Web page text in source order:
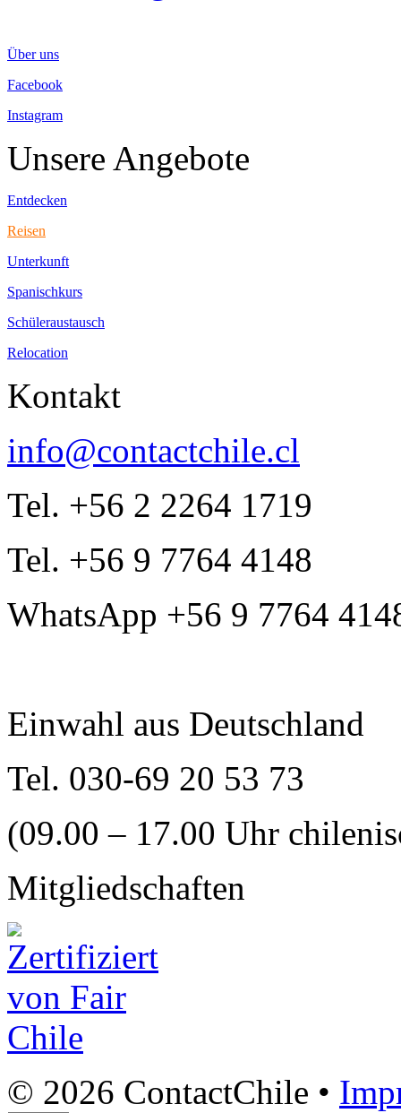
Über uns
Facebook
Instagram
Unsere Angebote
Entdecken
Reisen
Unterkunft
Spanischkurs
Schüleraustausch
Relocation
Kontakt
info@contactchile.cl
Tel. +56 2 2264 1719
Tel. +56 9 7764 4148
WhatsApp +56 9 7764
Einwahl aus Deutschland
Tel. 030-69 20 53 73
(09.00 – 17.00 Uhr
Mitgliedschaften
© 2026 ContactChile •